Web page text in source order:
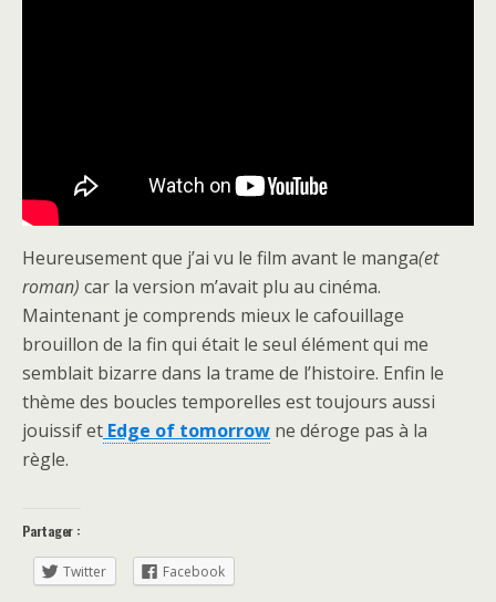
Heureusement que j’ai vu le film avant le manga(et
roman) car la version m’avait plu au cinéma.
Maintenant je comprends mieux le cafouillage
brouillon de la fin qui était le seul élément qui me
semblait bizarre dans la trame de l’histoire. Enfin le
thème des boucles temporelles est toujours aussi
jouissif et Edge of tomorrow ne déroge pas à la
règle.
Partager :
Twitter Facebook